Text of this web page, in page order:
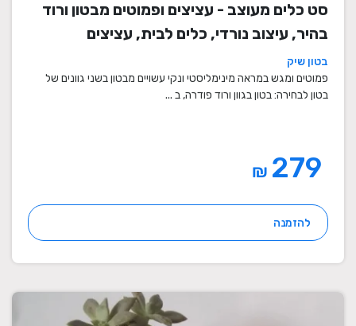
סט כלים מעוצב - עציצים ופמוטים מבטון ורוד
בהיר, עיצוב נורדי, כלים לבית, עציצים
מעוצבים, עציצי בטון, פמוטים לשבת, עציצים
מבטון, מתנה לבית
בטון שיק
פמוטים ומגש במראה מינימליסטי ונקי עשויים מבטון בשני גוונים של
בטון לבחירה: בטון בגוון ורוד פודרה, ב ...
₪
להזמנה